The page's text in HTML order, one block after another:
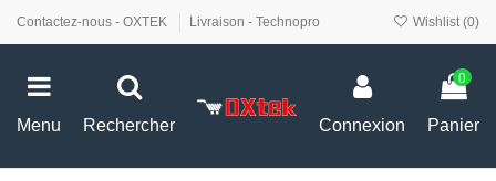
Contactez-nous - OXTEK Livraison - Technopro Wishlist (0)
Menu Rechercher Connexion
0
Panier